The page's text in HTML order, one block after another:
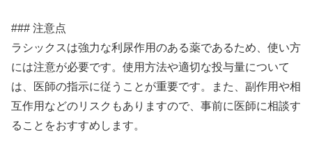
### 注意点
ラシックスは強力な利尿作用のある薬であるため、使い方
には注意が必要です。使用方法や適切な投与量について
は、医師の指示に従うことが重要です。また、副作用や相
互作用などのリスクもありますので、事前に医師に相談す
ることをおすすめします。